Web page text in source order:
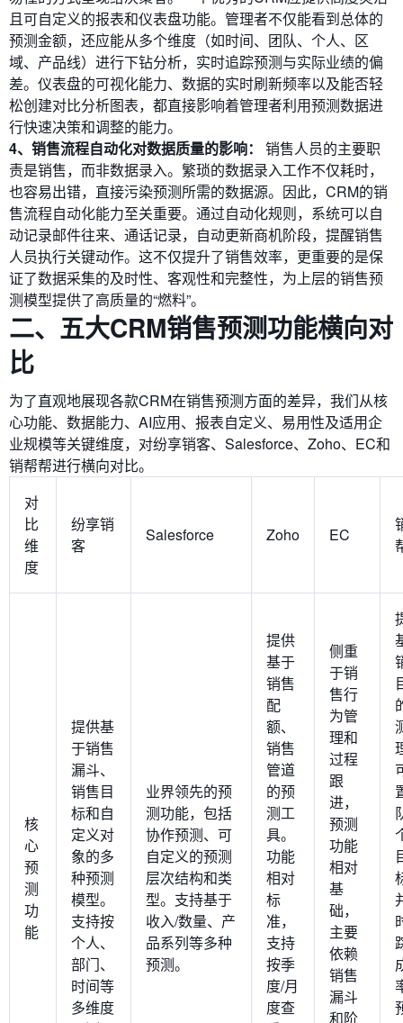
且可自定义的报表和仪表盘功能。管理者不仅能看到总体的
预测金额，还应能从多个维度（如时间、团队、个人、区
域、产品线）进行下钻分析，实时追踪预测与实际业绩的偏
差。仪表盘的可视化能力、数据的实时刷新频率以及能否轻
松创建对比分析图表，都直接影响着管理者利用预测数据进
行快速决策和调整的能力。
4、销售流程自动化对数据质量的影响：
销售人员的主要职
责是销售，而非数据录入。繁琐的数据录入工作不仅耗时，
也容易出错，直接污染预测所需的数据源。因此，CRM的销
售流程自动化能力至关重要。通过自动化规则，系统可以自
动记录邮件往来、通话记录，自动更新商机阶段，提醒销售
人员执行关键动作。这不仅提升了销售效率，更重要的是保
证了数据采集的及时性、客观性和完整性，为上层的销售预
测模型提供了高质量的“燃料”。
二、五大CRM销售预测功能横向对
比
为了直观地展现各款CRM在销售预测方面的差异，我们从核
心功能、数据能力、AI应用、报表自定义、易用性及适用企
业规模等关键维度，对纷享销客、Salesforce、Zoho、EC和
销帮帮进行横向对比。
对
比
维
度
纷享销
客
Salesforce Zoho EC
核
心
预
测
功
能
提供基
于销售
漏斗、
销售目
标和自
定义对
象的多
种预测
模型。
支持按
个人、
部门、
时间等
多维度
业界领先的预
测功能，包括
协作预测、可
自定义的预测
层次结构和类
型。支持基于
收入/数量、产
品系列等多种
预测。
提供
基于
销售
配
额、
销售
管道
的预
测工
具。
功能
相对
标
准，
支持
按季
度/月
度查
侧重
于销
售行
为管
理和
过程
跟
进，
预测
功能
相对
基
础，
主要
依赖
销售
漏斗
和阶